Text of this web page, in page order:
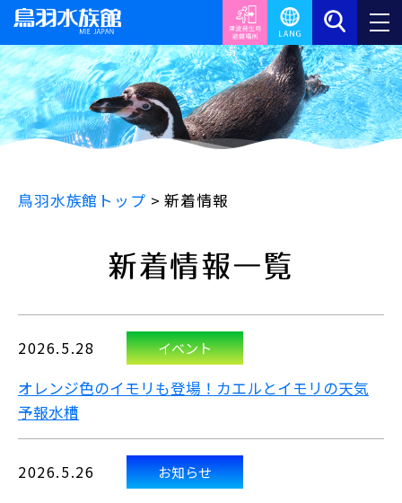
鳥羽水族館トップ >新着情報
新着情報一覧
2026.5.28 イベント
オレンジ色のイモリも登場！カエルとイモリの天気
予報水槽
2026.5.26 お知らせ